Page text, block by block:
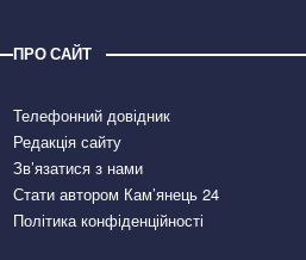
ПРО САЙТ
Телефонний довідник
Редакція сайту
Зв’язатися з нами
Стати автором Кам’янець 24
Політика конфіденційності